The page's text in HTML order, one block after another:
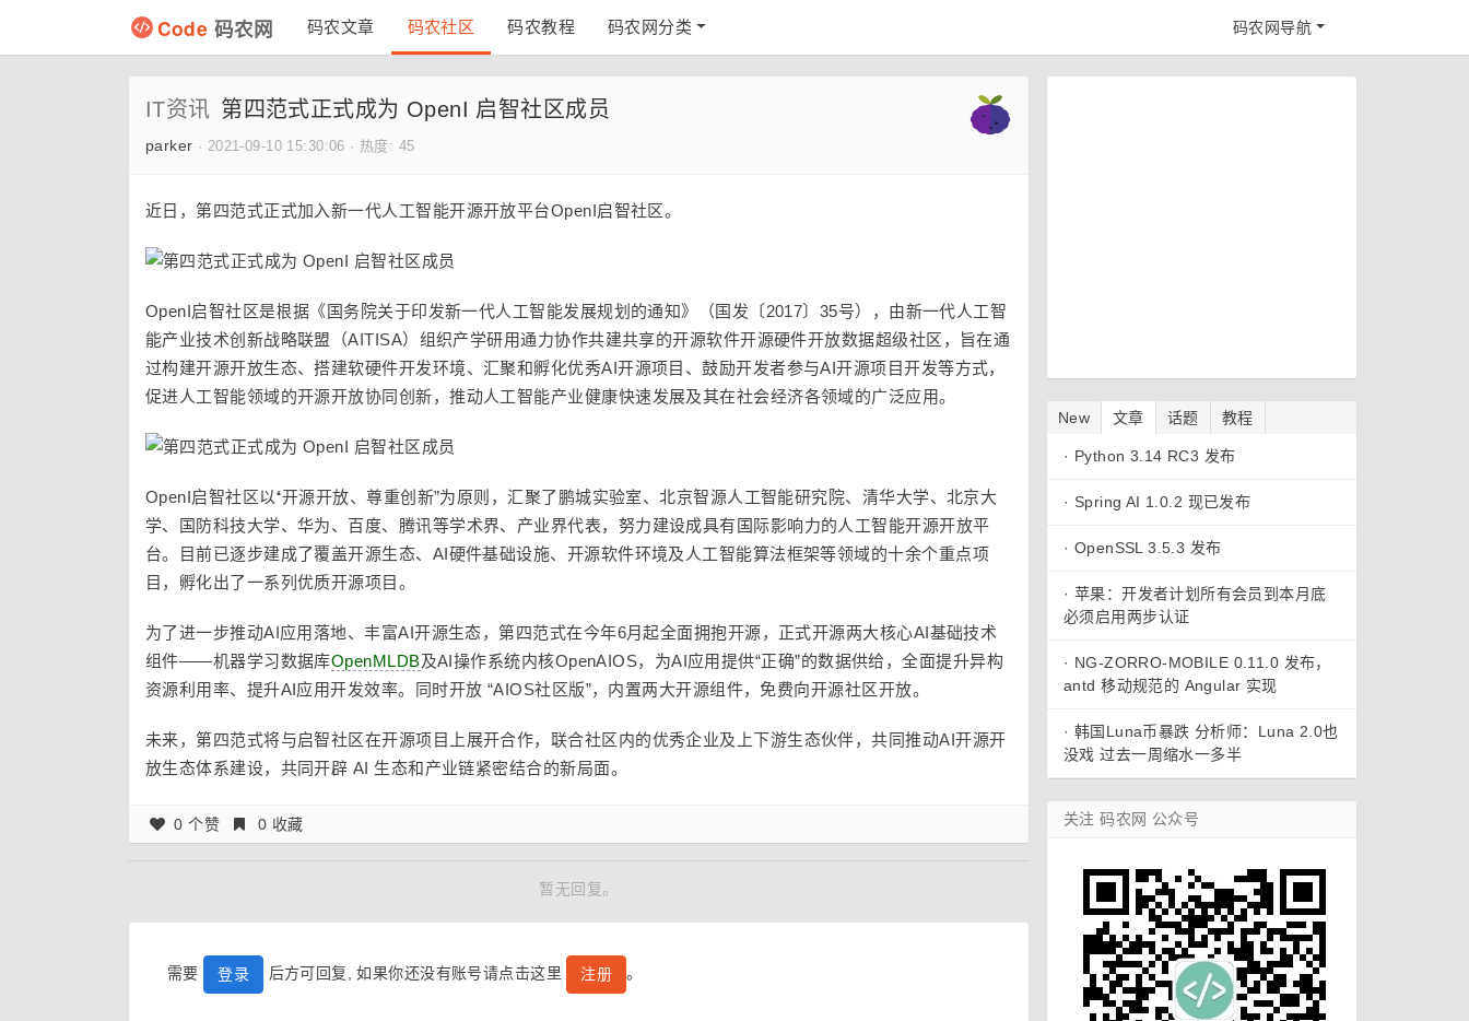
Code 码农网 码农文章 码农社区 码农教程 码农网分类 码农网导航
IT资讯 第四范式正式成为 OpenI 启智社区成员
parker · 2021-09-10 15:30:06 · 热度: 45
近日，第四范式正式加入新一代人工智能开源开放平台OpenI启智社区。
OpenI启智社区是根据《国务院关于印发新一代人工智能发展规划的通知》（国发〔2017〕35号），由新一代人工智
能产业技术创新战略联盟（AITISA）组织产学研用通力协作共建共享的开源软件开源硬件开放数据超级社区，旨在通
过构建开源开放生态、搭建软硬件开发环境、汇聚和孵化优秀AI开源项目、鼓励开发者参与AI开源项目开发等方式，
促进人工智能领域的开源开放协同创新，推动人工智能产业健康快速发展及其在社会经济各领域的广泛应用。
OpenI启智社区以“开源开放、尊重创新”为原则，汇聚了鹏城实验室、北京智源人工智能研究院、清华大学、北京大
学、国防科技大学、华为、百度、腾讯等学术界、产业界代表，努力建设成具有国际影响力的人工智能开源开放平
台。目前已逐步建成了覆盖开源生态、AI硬件基础设施、开源软件环境及人工智能算法框架等领域的十余个重点项
目，孵化出了一系列优质开源项目。
为了进一步推动AI应用落地、丰富AI开源生态，第四范式在今年6月起全面拥抱开源，正式开源两大核心AI基础技术
组件——机器学习数据库OpenMLDB及AI操作系统内核OpenAIOS，为AI应用提供“正确”的数据供给，全面提升异构
资源利用率、提升AI应用开发效率。同时开放 “AIOS社区版”，内置两大开源组件，免费向开源社区开放。
未来，第四范式将与启智社区在开源项目上展开合作，联合社区内的优秀企业及上下游生态伙伴，共同推动AI开源开
放生态体系建设，共同开辟 AI 生态和产业链紧密结合的新局面。
0 个赞 0 收藏
暂无回复。
需要 登录 后方可回复, 如果你还没有账号请点击这里 注册 。
New 文章 话题 教程
· Python 3.14 RC3 发布
· Spring AI 1.0.2 现已发布
· OpenSSL 3.5.3 发布
· 苹果：开发者计划所有会员到本月底
必须启用两步认证
· NG-ZORRO-MOBILE 0.11.0 发布，
antd 移动规范的 Angular 实现
· 韩国Luna币暴跌 分析师：Luna 2.0也
没戏 过去一周缩水一多半
关注 码农网 公众号